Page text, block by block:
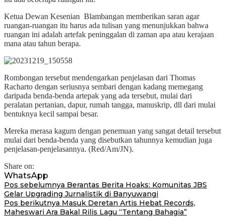
Ketua Dewan Kesenian Blambangan memberikan saran agar
ruangan-ruangan itu harus ada tulisan yang menunjukkan bahwa
ruangan ini adalah artefak peninggalan di zaman apa atau kerajaan
mana atau tahun berapa.
Rombongan tersebut mendengarkan penjelasan dari Thomas
Racharto dengan seriusnya sembari dengan kadang memegang
daripada benda-benda artepak yang ada tersebut, mulai dari
peralatan pertanian, dapur, rumah tangga, manuskrip, dll dari mulai
bentuknya kecil sampai besar.
Mereka merasa kagum dengan penemuan yang sangat detail tersebut
mulai dari benda-benda yang disebutkan tahunnya kemudian juga
penjelasan-penjelasannya. (Red/Am/JN).
Share on:
WhatsApp
Navigasi
pos
Pos sebelumnya Berantas Berita Hoaks: Komunitas JBS
Gelar Upgrading Jurnalistik di Banyuwangi
Pos berikutnya Masuk Deretan Artis Hebat Records,
Maheswari Ara Bakal Rilis Lagu “Tentang Bahagia”